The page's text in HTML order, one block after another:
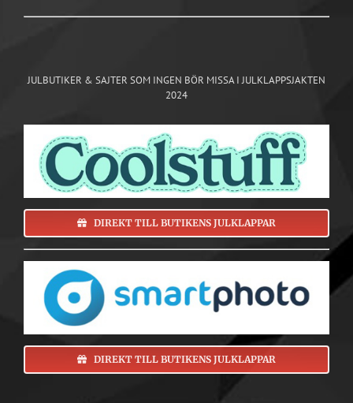
JULBUTIKER & SAJTER SOM INGEN BÖR MISSA I JULKLAPPSJAKTEN
2024
DIREKT TILL BUTIKENS JULKLAPPAR
DIREKT TILL BUTIKENS JULKLAPPAR